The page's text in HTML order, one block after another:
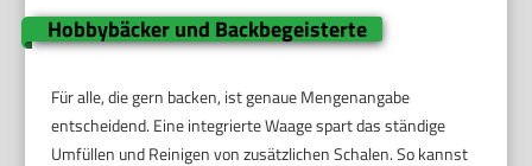
Hobbybäcker und Backbegeisterte
Für alle, die gern backen, ist genaue Mengenangabe
entscheidend. Eine integrierte Waage spart das ständige
Umfüllen und Reinigen von zusätzlichen Schalen. So kannst